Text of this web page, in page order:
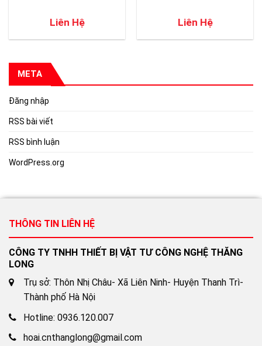
Liên Hệ Liên Hệ
META
Đăng nhập
RSS bài viết
RSS bình luận
WordPress.org
THÔNG TIN LIÊN HỆ
CÔNG TY TNHH THIẾT BỊ VẬT TƯ CÔNG NGHỆ THĂNG
LONG
Trụ sở: Thôn Nhị Châu- Xã Liên Ninh- Huyện Thanh Trì-
Thành phố Hà Nội
Hotline: 0936.120.007
hoai.cnthanglong@gmail.com